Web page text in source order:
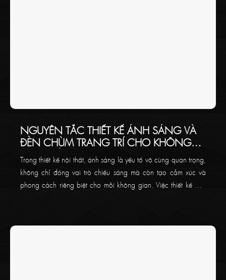
NGUYÊN TẮC THIẾT KẾ ÁNH SÁNG VÀ
ĐÈN CHÙM TRANG TRÍ CHO KHÔNG
GIAN CỦA BẠN
Trong thiết kế nội thất, ánh sáng là yếu tố vô cùng quan trọng,
không chỉ đóng vai trò chiếu sáng mà còn tạo cảm xúc và
phong cách riêng biệt cho mỗi không gian. Việc thiết kế đèn